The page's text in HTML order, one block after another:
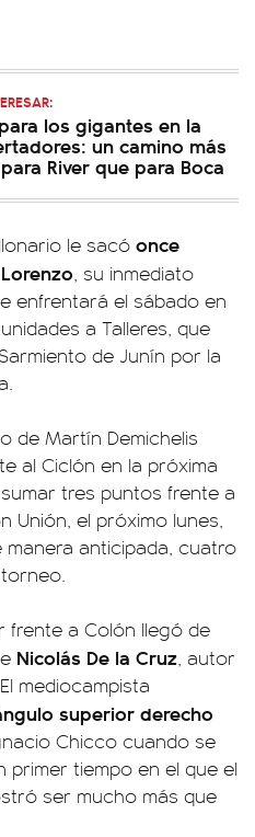
los gigantes en la
un camino más
River que para Boca
le sacó once
, su inmediato
enfrentará el sábado en
a Talleres, que
de Junín por la
de Martín Demichelis
al Ciclón en la próxima
tres puntos frente a
Unión, el próximo lunes,
anticipada, cuatro
frente a Colón llegó de
Nicolás De la Cruz, autor
mediocampista
superior derecho
Chicco cuando se
primer tiempo en el que el
ser mucho más que